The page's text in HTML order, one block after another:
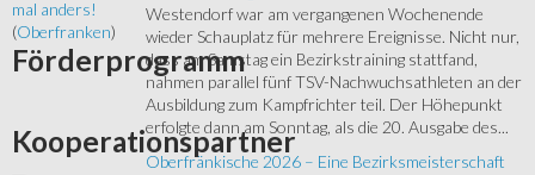
Westendorf war am vergangenen Wochenende
wieder Schauplatz für mehrere Ereignisse. Nicht nur,
dass am Samstag ein Bezirkstraining stattfand,
nahmen parallel fünf TSV-Nachwuchsathleten an der
Ausbildung zum Kampfrichter teil. Der Höhepunkt
erfolgte dann am Sonntag, als die 20. Ausgabe des...
Oberfränkische 2026 – Eine Bezirksmeisterschaft
mal anders!
(Oberfranken)
Förderprogramm
Kooperationspartner